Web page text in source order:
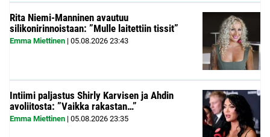
Rita Niemi-Manninen avautuu
silikonirinnoistaan: ”Mulle laitettiin tissit”
Emma Miettinen | 05.08.2026 23:43
Intiimi paljastus Shirly Karvisen ja Ahdin
avoliitosta: ”Vaikka rakastan…”
Emma Miettinen | 05.08.2026 23:35